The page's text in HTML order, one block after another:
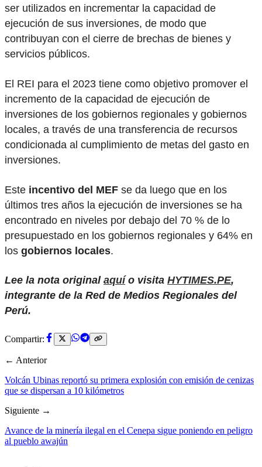
ser utilizados en incrementar la capacidad de
ejecución de sus inversiones, de modo que
contribuyan con el cierre de brechas de bienes y
servicios públicos.
El REI para el 2023 tiene como objetivo promover el
incremento de la capacidad de ejecución de
inversiones de los gobiernos regionales y gobiernos
locales, a través de una transferencia de recursos
condicionada al cumplimiento de metas del gasto en
inversiones.
Este incentivo del MEF se da luego que en los
últimos tres años la ejecución de inversiones se ha
encontrado en niveles por debajo del 70 % de lo
presupuestado en los gobiernos regionales y 64% en
los gobiernos locales.
Lee la nota original aquío visita HYTIMES.PE,
integrante de la Red de Medios Regionales del
Perú.
Compartir:
← Anterior
Volcán Ubinas reportó su primera explosión con emisión de cenizas
que se dispersan a 10 kilómetros
Siguiente →
Avance de la minería ilegal en el Cenepa sigue poniendo en peligro
al pueblo awajún